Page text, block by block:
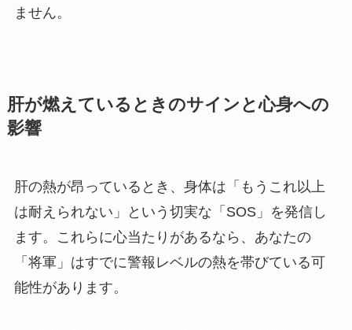
ません。
肝が燃えているときのサインと心身への
影響
肝の熱が昂っているとき、身体は「もうこれ以上
は耐えられない」という切実な「SOS」を発信し
ます。これらに心当たりがあるなら、あなたの
「将軍」はすでに警報レベルの熱を帯びている可
能性があります。